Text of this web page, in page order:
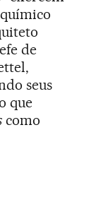
de
seus
que
como